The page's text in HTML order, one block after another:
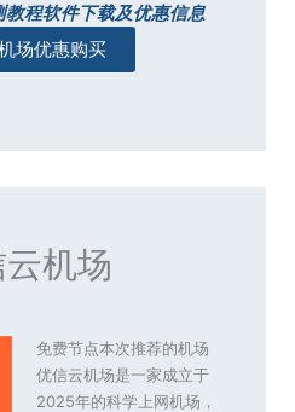
程软件下载及优惠信息
场优惠购买
机场
免费节点本次推荐的机场
优信云机场是一家成立于
2025年的科学上网机场，